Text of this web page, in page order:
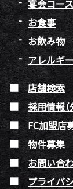
宴会コース
お食事
お飲み物
アレルギ
店舗検索
採用情報
FC加盟店
物件募集
お問い合
プライバ